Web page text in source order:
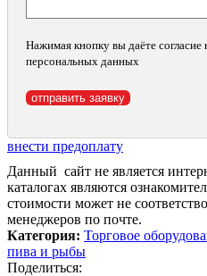
Нажимая кнопку вы даёте согласие
персональных данных
внести предоплату
Данный сайт не является
каталогах являются
стоимости может не
менеджеров по почте.
Категория: Торговое
пива и рыбы
Поделиться: